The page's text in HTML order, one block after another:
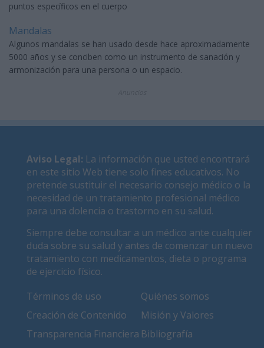
puntos específicos en el cuerpo
Mandalas
Algunos mandalas se han usado desde hace aproximadamente
5000 años y se conciben como un instrumento de sanación y
armonización para una persona o un espacio.
Aviso Legal: La información que usted encontrará
en este sitio Web tiene solo fines educativos. No
pretende sustituir el necesario consejo médico o la
necesidad de un tratamiento profesional médico
para una dolencia o trastorno en su salud.
Siempre debe consultar a un médico ante cualquier
duda sobre su salud y antes de comenzar un nuevo
tratamiento con medicamentos, dieta o programa
de ejercicio físico.
Términos de uso
Quiénes somos
Creación de Contenido
Misión y Valores
Transparencia Financiera Bibliografía